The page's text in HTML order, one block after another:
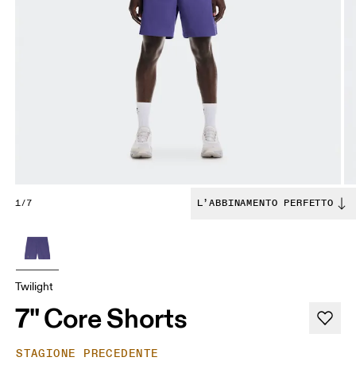
1/7 L’ABBINAMENTO PERFETTO
Twilight
7" Core Shorts
STAGIONE PRECEDENTE